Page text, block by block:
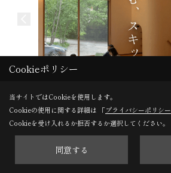
Cookieポリシー
当サイトではCookieを使用します。
Cookieの使用に関する詳細は 「プライバシーポリシー
Cookieを受け入れるか拒否するか選択してください。
同意する